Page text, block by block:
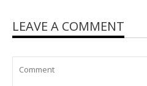
LEAVE A COMMENT